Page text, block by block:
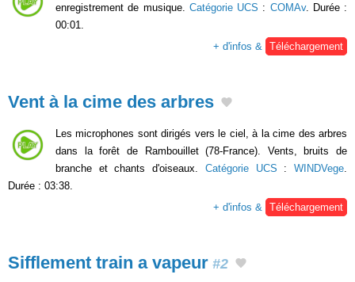
enregistrement de musique. Catégorie UCS : COMAv. Durée :
00:01.
+ d'infos &
Téléchargement
Vent à la cime des arbres
Les microphones sont dirigés vers le ciel, à la cime des arbres
dans la forêt de Rambouillet (78-France). Vents, bruits de
branche et chants d'oiseaux. Catégorie UCS :WINDVege.
Durée : 03:38.
+ d'infos & Téléchargement
Sifflement train a vapeur #2